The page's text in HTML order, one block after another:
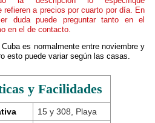
refieren a precios por cuarto por día. En
duda puede preguntar tanto en el
en el de contacto.
es normalmente entre noviembre y
esto puede variar según las casas.
y Facilidades
15 y 308, Playa